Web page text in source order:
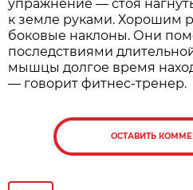
упражнение — стоя
к земле руками. Хорошим
боковые наклоны. Они
последствиями
мышцы долгое время
— говорит фитнес-тренер.
ОСТАВИТЬ